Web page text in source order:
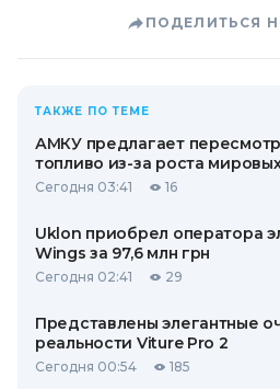
ПОДЕЛИТЬСЯ
ТАКЖЕ ПО ТЕМЕ
АМКУ предлагает
топливо из-за роста
Сегодня 03:41 16
Uklon приобрел оператора
Wings за 97,6 млн грн
Сегодня 02:41 29
Представлены элегантные
реальности Viture Pro 2
Сегодня 00:54 185